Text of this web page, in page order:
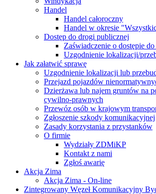
Handel
Handel całoroczny
Handel w okresie
Dostęp do drogi publicznej
Zaświadczenie o dostępie
Uzgodnienie lokalizacji/
Jak załatwić sprawę
Uzgodnienie lokalizacji lub
Przejazd pojazdów
Dzierżawa lub najem gruntów na
cywilno-prawnych
Przewóz osób w krajowym
Zgłoszenie szkody komunikacyjnej
Zasady korzystania z przystanków
O firmie
Wydziały ZDMiKP
Kontakt z nami
Zgłoś awarię
Akcja Zima
Akcja Zima - On-line
Zintegrowany Węzeł Komunikacyjny